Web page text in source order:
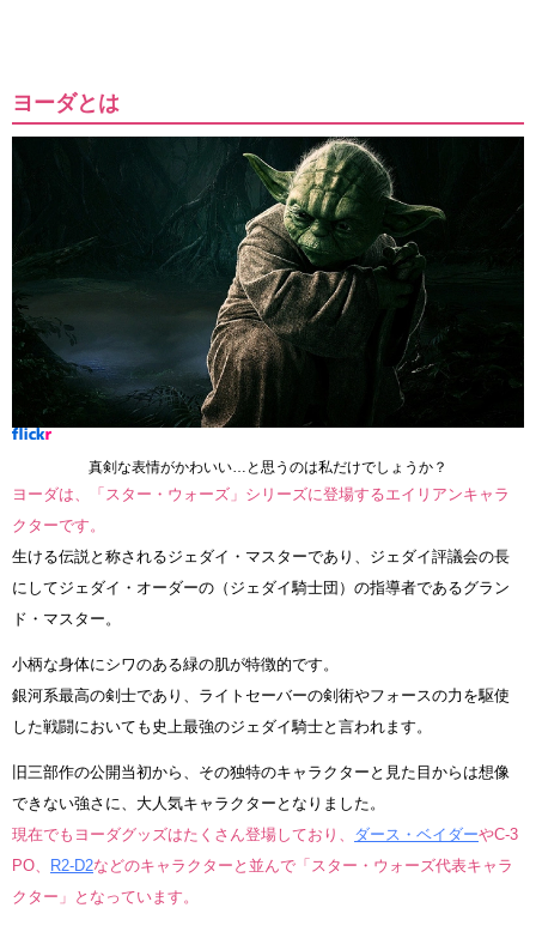
ヨーダとは
真剣な表情がかわいい…と思うのは私だけでしょうか？
ヨーダは、「スター・ウォーズ」シリーズに登場するエイリアンキャラ
クターです。
生ける伝説と称されるジェダイ・マスターであり、ジェダイ評議会の長
にしてジェダイ・オーダーの（ジェダイ騎士団）の指導者であるグラン
ド・マスター。
小柄な身体にシワのある緑の肌が特徴的です。
銀河系最高の剣士であり、ライトセーバーの剣術やフォースの力を駆使
した戦闘においても史上最強のジェダイ騎士と言われます。
旧三部作の公開当初から、その独特のキャラクターと見た目からは想像
できない強さに、大人気キャラクターとなりました。
現在でもヨーダグッズはたくさん登場しており、 ダース・ベイダーやC-3
PO、 R2-D2などのキャラクターと並んで「スター・ウォーズ代表キャラ
クター」となっています。